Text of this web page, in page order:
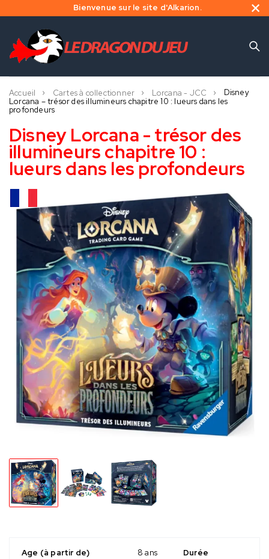
Bienvenue sur le site d'Alkarion.
Accueil Cartes à collectionner Lorcana - JCC
Disney
Lorcana – trésor des illumineurs chapitre 10 : lueurs dans les
profondeurs
Disney Lorcana - trésor des
illumineurs chapitre 10 :
lueurs dans les profondeurs
Age (à partir de) 8 ans Durée